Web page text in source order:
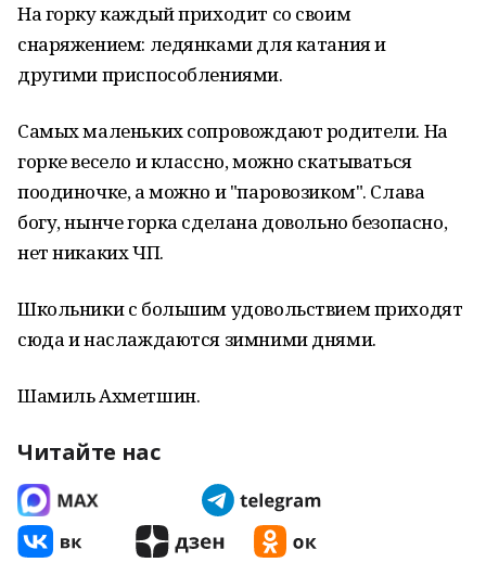
На горку каждый приходит со своим
снаряжением: ледянками для катания и
другими приспособлениями.
Самых маленьких сопровождают родители. На
горке весело и классно, можно скатываться
поодиночке, а можно и "паровозиком". Слава
богу, нынче горка сделана довольно безопасно,
нет никаких ЧП.
Школьники с большим удовольствием приходят
сюда и наслаждаются зимними днями.
Шамиль Ахметшин.
Читайте нас